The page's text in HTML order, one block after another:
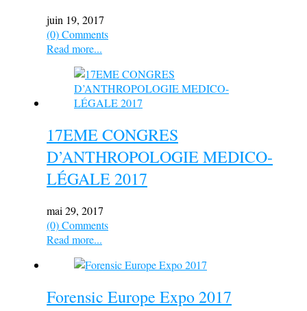
juin 19, 2017
(0) Comments
Read more...
17EME CONGRES
D’ANTHROPOLOGIE MEDICO-
LÉGALE 2017
mai 29, 2017
(0) Comments
Read more...
Forensic Europe Expo 2017